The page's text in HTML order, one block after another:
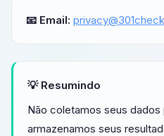
📧 Email:
💡 Resumindo
Não coletamos seus dados
armazenamos seus